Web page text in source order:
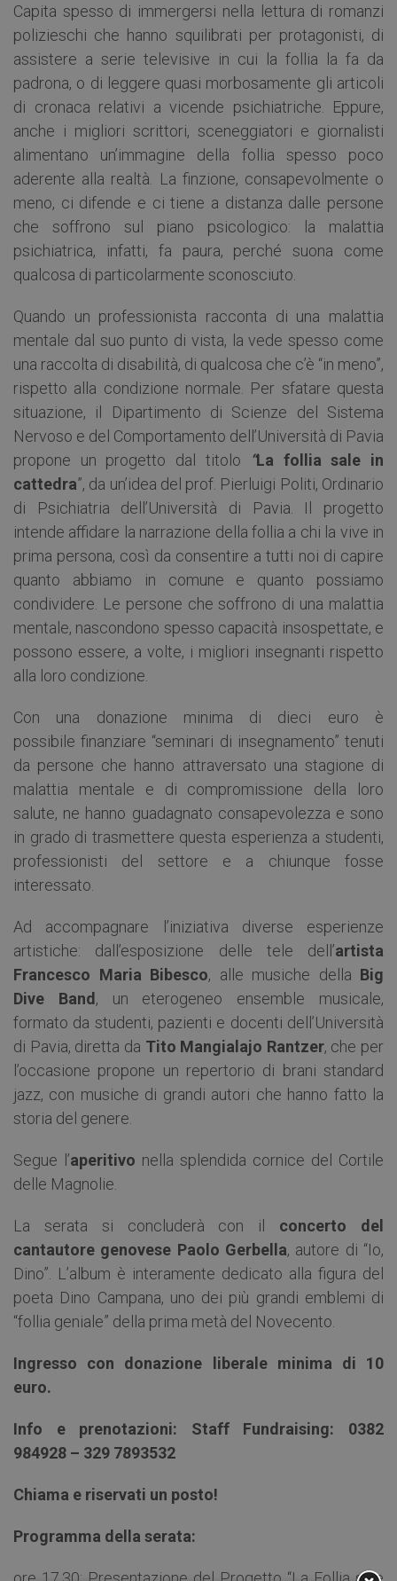
Capita spesso di immergersi nella lettura di romanzi
polizieschi che hanno squilibrati per protagonisti, di
assistere a serie televisive in cui la follia la fa da
padrona, o di leggere quasi morbosamente gli articoli
di cronaca relativi a vicende psichiatriche. Eppure,
anche i migliori scrittori, sceneggiatori e giornalisti
alimentano un’immagine della follia spesso poco
aderente alla realtà. La finzione, consapevolmente o
meno, ci difende e ci tiene a distanza dalle persone
che soffrono sul piano psicologico: la malattia
psichiatrica, infatti, fa paura, perché suona come
qualcosa di particolarmente sconosciuto.
Quando un professionista racconta di una malattia
mentale dal suo punto di vista, la vede spesso come
una raccolta di disabilità, di qualcosa che c’è “in meno”,
rispetto alla condizione normale. Per sfatare questa
situazione, il Dipartimento di Scienze del Sistema
Nervoso e del Comportamento dell’Università di Pavia
propone un progetto dal titolo
“La follia sale in
cattedra”, da un’idea del prof. Pierluigi Politi, Ordinario
di Psichiatria dell’Università di Pavia. Il progetto
intende affidare la narrazione della follia a chi la vive in
prima persona, così da consentire a tutti noi di capire
quanto abbiamo in comune e quanto possiamo
condividere. Le persone che soffrono di una malattia
mentale, nascondono spesso capacità insospettate, e
possono essere, a volte, i migliori insegnanti rispetto
alla loro condizione.
Con una donazione minima di dieci euro è
possibile finanziare “seminari di insegnamento” tenuti
da persone che hanno attraversato una stagione di
malattia mentale e di compromissione della loro
salute, ne hanno guadagnato consapevolezza e sono
in grado di trasmettere questa esperienza a studenti,
professionisti del settore e a chiunque fosse
interessato.
Ad accompagnare l’iniziativa diverse esperienze
artistiche: dall’esposizione delle tele dell’artista
Francesco Maria Bibesco, alle musiche della Big
Dive Band, un eterogeneo ensemble musicale,
formato da studenti, pazienti e docenti dell’Università
di Pavia, diretta da Tito Mangialajo Rantzer, che per
l’occasione propone un repertorio di brani standard
jazz, con musiche di grandi autori che hanno fatto la
storia del genere.
Segue l’aperitivo nella splendida cornice del Cortile
delle Magnolie.
La serata si concluderà con il concerto del
cantautore genovese Paolo Gerbella, autore di “Io,
Dino”. L’album è interamente dedicato alla figura del
poeta Dino Campana, uno dei più grandi emblemi di
“follia geniale” della prima metà del Novecento.
Ingresso con donazione liberale minima di 10
euro.
Info e prenotazioni: Staff Fundraising: 0382
984928 – 329 7893532
Chiama e riservati un posto!
Programma della serata: